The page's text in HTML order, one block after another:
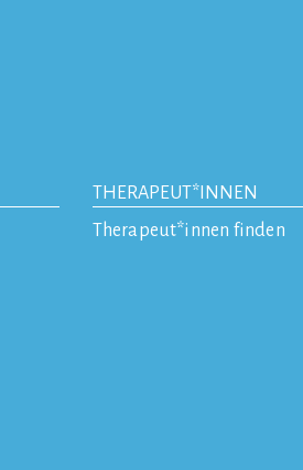
THERAPEUT*INNEN
Therapeut*innen finden